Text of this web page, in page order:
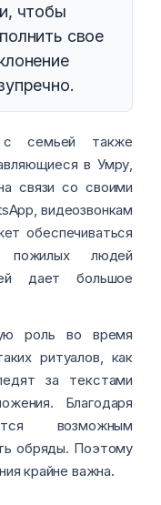
чтобы
свое
семьей также
в Умру,
связи со своими
видеозвонкам
обеспечиваться
пожилых людей
дает большое
роль во время
ритуалов, как
за текстами
Благодаря
возможным
обряды. Поэтому
крайне важна.